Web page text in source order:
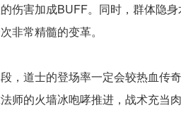
伤害加成BUFF。同时，群体隐
非常精髓的变革。
，道士的登场率一定会较热血传
师的火墙冰咆哮推进，战术充当